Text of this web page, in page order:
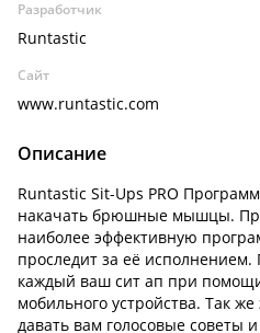
Разработчик
Runtastic
Сайт
www.runtastic.com
Описание
Runtastic Sit-Ups PRO
накачать брюшные мышцы.
наиболее эффективную
проследит за её исполнением.
каждый ваш сит ап при
мобильного устройства. Так
давать вам голосовые советы